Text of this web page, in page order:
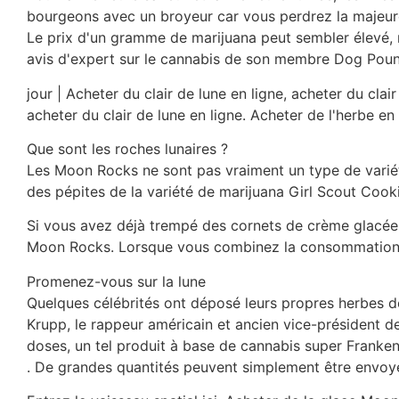
bourgeons avec un broyeur car vous perdrez la
Le prix d'un gramme de marijuana peut sembler
avis d'expert sur le cannabis de son membre Dog
jour | Acheter du clair de lune en ligne, acheter du
acheter du clair de lune en ligne. Acheter de l'herbe en
Que sont les roches lunaires ?
Les Moon Rocks ne sont pas vraiment un type de
des pépites de la variété de marijuana Girl Scout
Si vous avez déjà trempé des cornets de crème
Moon Rocks. Lorsque vous combinez la
Promenez-vous sur la lune
Quelques célébrités ont déposé leurs propres herbes
Krupp, le rappeur américain et ancien vice-président
doses, un tel produit à base de cannabis super
. De grandes quantités peuvent simplement être